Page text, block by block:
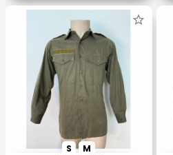
S M